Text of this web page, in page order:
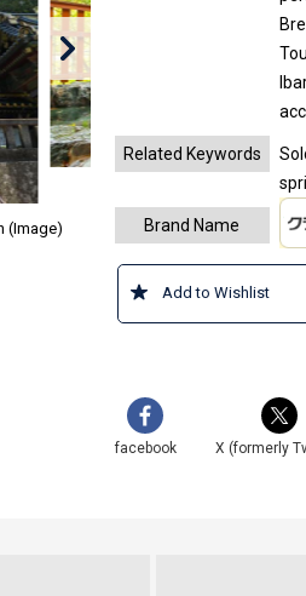
(Image)
Related Keywords
Brand Name
Add to Wishlist
facebook X (formerly